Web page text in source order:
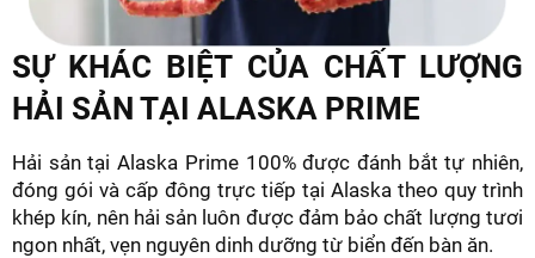
SỰ KHÁC BIỆT CỦA CHẤT LƯỢNG
HẢI SẢN TẠI ALASKA PRIME
Hải sản tại Alaska Prime 100% được đánh bắt tự nhiên,
đóng gói và cấp đông trực tiếp tại Alaska theo quy trình
khép kín, nên hải sản luôn được đảm bảo chất lượng tươi
ngon nhất, vẹn nguyên dinh dưỡng từ biển đến bàn ăn.